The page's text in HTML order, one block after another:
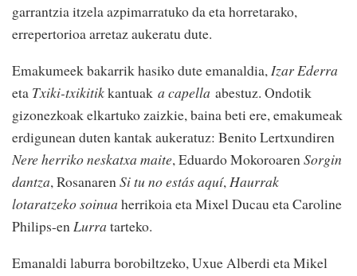
garrantzia itzela azpimarratuko da eta horretarako,
errepertorioa arretaz aukeratu dute.
Emakumeek bakarrik hasiko dute emanaldia,Izar Ederra
eta Txiki-txikitikkantuak a capella abestuz. Ondotik
gizonezkoak elkartuko zaizkie, baina beti ere, emakumeak
erdigunean duten kantak aukeratuz: Benito Lertxundiren
Nere herriko neskatxa maite, Eduardo MokoroarenSorgin
dantza, RosanarenSi tu no estás aquí,Haurrak
lotaratzeko soinua herrikoia eta Mixel Ducau eta Caroline
Philips-enLurra tarteko.
Emanaldi laburra borobiltzeko, Uxue Alberdi eta Mikel